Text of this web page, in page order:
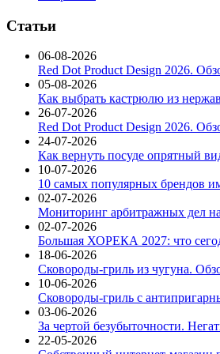
Статьи
06-08-2026
Red Dot Product Design 2026.
05-08-2026
Как выбрать кастрюлю из
26-07-2026
Red Dot Product Design 2026.
24-07-2026
Как вернуть посуде опрятный
10-07-2026
10 самых популярных брендов
02-07-2026
Мониторинг арбитражных дел
02-07-2026
Большая ХОРЕКА 2027: что
18-06-2026
Сковороды-гриль из чугуна.
10-06-2026
Сковороды-гриль с
03-06-2026
За чертой безубыточности.
22-05-2026